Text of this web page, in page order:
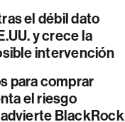
el débil dato
y crece la
intervención
para comprar
el riesgo
BlackRock